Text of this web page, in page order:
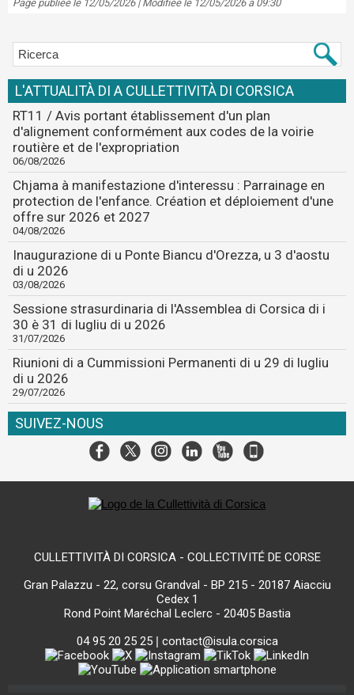
Page publiée le 12/05/2026 | Modifiée le 12/05/2026 à 09:30
L'ATTUALITÀ DI A CULLETTIVITÀ DI CORSICA
RT11 / Avis portant établissement d'un plan
d'alignement conformément aux codes de la voirie
routière et de l'expropriation
06/08/2026
Chjama à manifestazione d'interessu : Parrainage en
protection de l'enfance. Création et déploiement d'une
offre sur 2026 et 2027
04/08/2026
Inaugurazione di u Ponte Biancu d'Orezza, u 3 d'aostu
di u 2026
03/08/2026
Sessione strasurdinaria di l'Assemblea di Corsica di i
30 è 31 di lugliu di u 2026
31/07/2026
Riunioni di a Cummissioni Permanenti di u 29 di lugliu
di u 2026
29/07/2026
SUIVEZ-NOUS
CULLETTIVITÀ DI CORSICA - COLLECTIVITÉ DE CORSE
Gran Palazzu - 22, corsu Grandval - BP 215 - 20187 Aiacciu
Cedex 1
Rond Point Maréchal Leclerc - 20405 Bastia
04 95 20 25 25| contact@isula.corsica